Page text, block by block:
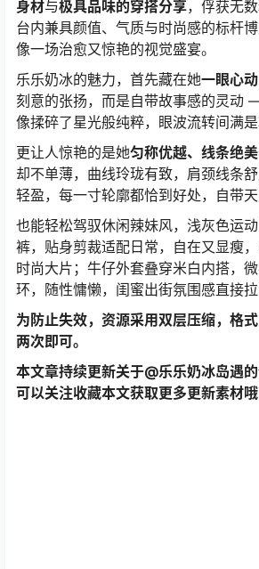
身材与极具品味的穿搭分享，俘获无
台内兼具颜值、气质与时尚感的标杆
像一场治愈又惊艳的视觉盛宴。
乐乐奶冰的魅力，首先藏在她一眼心
刻意的张扬，而是自带故事感的灵动
像揉碎了星光般纯粹，眼波流转间满是
更让人惊艳的是她匀称优越、线条绝
却不单薄，曲线玲珑有致，肩颈线条
轻盈，每一寸轮廓都恰到好处，自带天
也能轻松驾驭休闲辣妹风，浅灰色运
裤，贴身剪裁适配日常，自在又显瘦
时尚大片；牛仔外套叠穿米白内搭，
环，随性慵懒，闺蜜出街氛围感直接拉
为防止失效，资源采用双层压缩，格
两次即可。
本文章持续更新关于@乐乐奶冰岛遇
可以关注收藏本文获取更多更新素材哦